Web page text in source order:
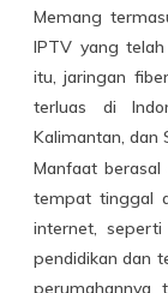
Memang
lPTV yang
itu, jaringan
terluas di
Kalimantan, dan
Manfaat
tempat tinggal
internet, seperti
pendidikan dan
perumahannya